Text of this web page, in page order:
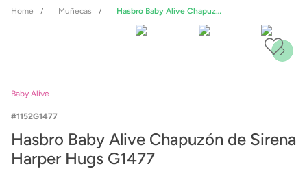
Muñecas Hasbro Baby Alive Chapuzón de Sirena Harper Hugs G1477
Baby Alive
1152G1477
Hasbro Baby Alive Chapuzón de Sirena
Harper Hugs G1477